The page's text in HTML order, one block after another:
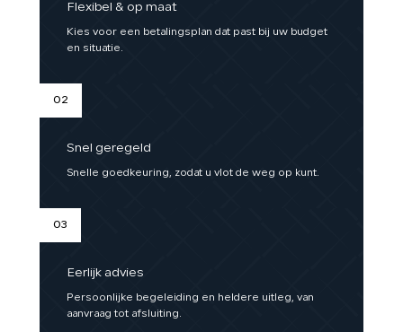
Flexibel & op maat
Kies voor een betalingsplan dat past bij uw budget
en situatie.
02
Snel geregeld
Snelle goedkeuring, zodat u vlot de weg op kunt.
03
Eerlijk advies
Persoonlijke begeleiding en heldere uitleg, van
aanvraag tot afsluiting.